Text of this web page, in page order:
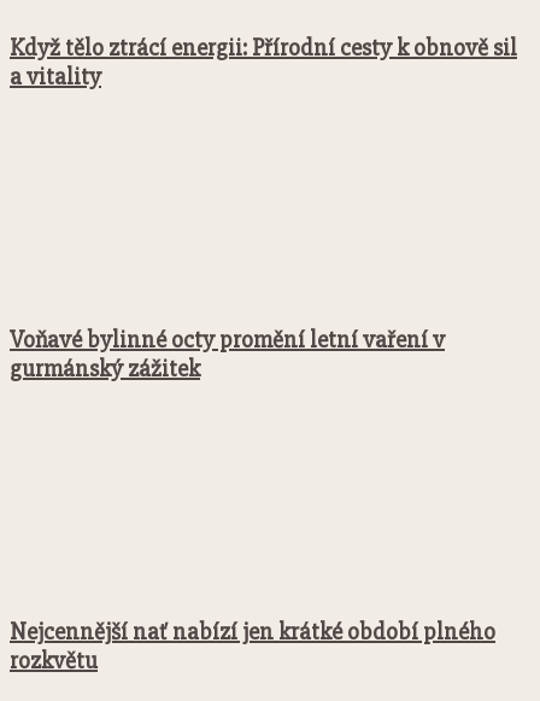
Když tělo ztrácí energii: Přírodní cesty k obnově sil
a vitality
Voňavé bylinné octy promění letní vaření v
gurmánský zážitek
Nejcennější nať nabízí jen krátké období plného
rozkvětu